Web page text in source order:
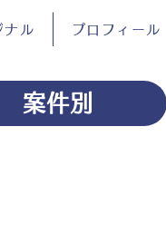
ナル プロフィール
案件別